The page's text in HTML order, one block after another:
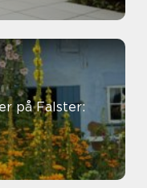
på Falster: